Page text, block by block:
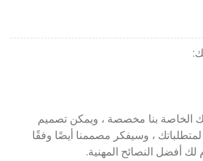
الخاصة بنا مخصصة ، ويمكن تصميم
، وسيفكر مصممنا أيضًا وفقًا
لك أفضل النصائح المهنية.